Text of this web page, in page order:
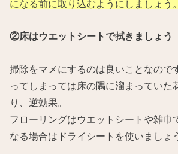
になる前に取り込むようにしましょう。
②床はウエットシートで拭きましょう
掃除をマメにするのは良いことなので
ってしまっては床の隅に溜まっていた
り、逆効果。
フローリングはウエットシートや雑巾
なる場合はドライシートを使いましょ